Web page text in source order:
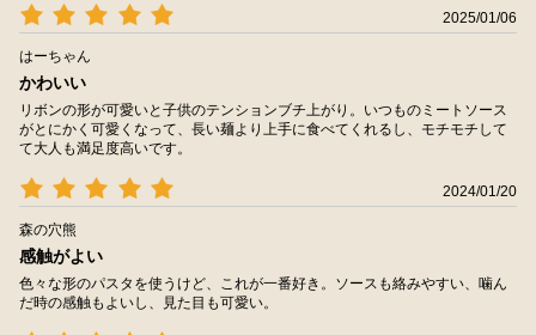
2025/01/06
はーちゃん
かわいい
リボンの形が可愛いと子供のテンションブチ上がり。いつものミートソース
がとにかく可愛くなって、長い麺より上手に食べてくれるし、モチモチして
て大人も満足度高いです。
2024/01/20
森の穴熊
感触がよい
色々な形のパスタを使うけど、これが一番好き。ソースも絡みやすい、噛ん
だ時の感触もよいし、見た目も可愛い。